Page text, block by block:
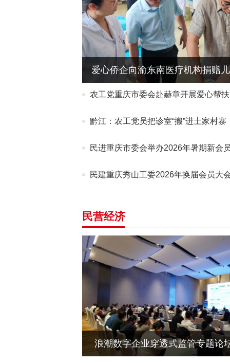
爱心侨企向渝东南医疗机构捐赠
农工党重庆市委会赴赫章开展爱心帮
黔江：农工党员把诊室“搬”进土家村寨
民进重庆市委会举办2026年暑期新会
民建重庆秀山工委2026年换届会员大
民营经济
浪潮数字企业穿透式监管专题论